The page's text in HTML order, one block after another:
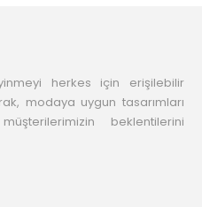
herkes için erişilebilir
modaya uygun tasarımları
beklentilerini